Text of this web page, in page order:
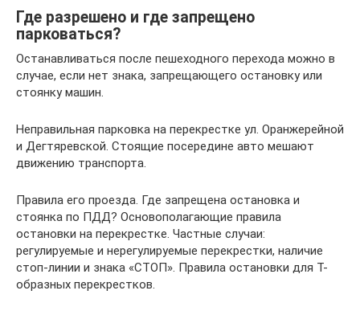
Где разрешено и где запрещено
парковаться?
Останавливаться после пешеходного перехода можно в
случае, если нет знака, запрещающего остановку или
стоянку машин.
Неправильная парковка на перекрестке ул. Оранжерейной
и Дегтяревской. Стоящие посередине авто мешают
движению транспорта.
Правила его проезда. Где запрещена остановка и
стоянка по ПДД? Основополагающие правила
остановки на перекрестке. Частные случаи:
регулируемые и нерегулируемые перекрестки, наличие
стоп-линии и знака «СТОП». Правила остановки для Т-
образных перекрестков.